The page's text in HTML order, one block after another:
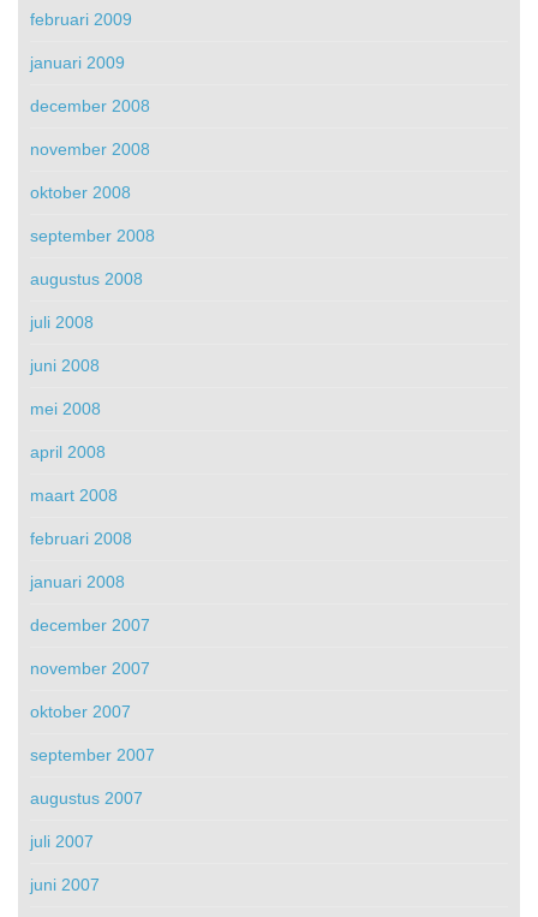
februari 2009
januari 2009
december 2008
november 2008
oktober 2008
september 2008
augustus 2008
juli 2008
juni 2008
mei 2008
april 2008
maart 2008
februari 2008
januari 2008
december 2007
november 2007
oktober 2007
september 2007
augustus 2007
juli 2007
juni 2007